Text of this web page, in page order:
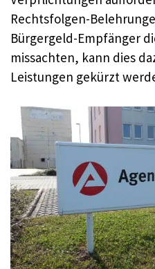
Rechtsfolgen-
Bürgergeld-Empfänger
missachten, kann dies
Leistungen gekürzt